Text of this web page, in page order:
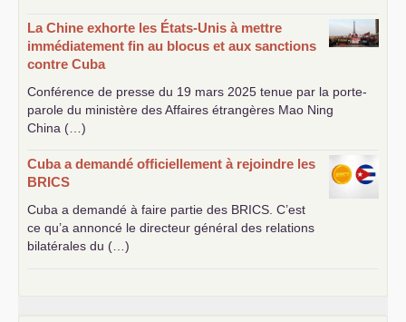
La Chine exhorte les États-Unis à mettre
immédiatement fin au blocus et aux sanctions
contre Cuba
Conférence de presse du 19 mars 2025 tenue par la porte-
parole du ministère des Affaires étrangères Mao Ning
China (…)
Cuba a demandé officiellement à rejoindre les
BRICS
Cuba a demandé à faire partie des BRICS . C’est
ce qu’a annoncé le directeur général des relations
bilatérales du (…)